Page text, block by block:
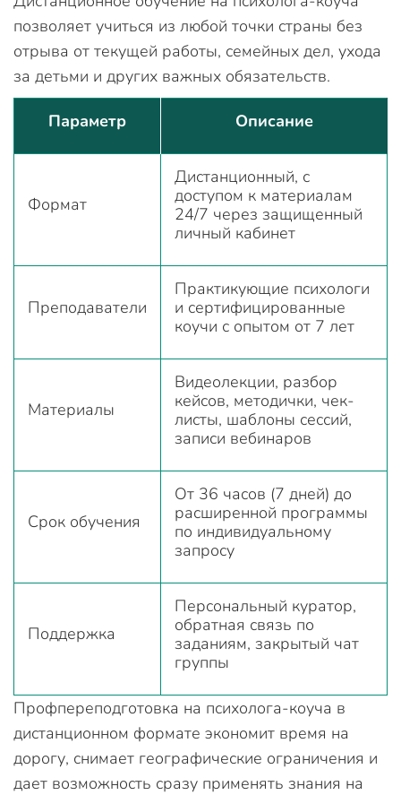
позволяет учиться из любой точки страны без
отрыва от текущей работы, семейных дел, ухода
за детьми и других важных обязательств.
Параметр Описание
Формат
Дистанционный, с
доступом к материалам
24/7 через защищенный
личный кабинет
Преподаватели
Практикующие психологи
и сертифицированные
коучи с опытом от 7 лет
Материалы
Видеолекции, разбор
кейсов, методички, чек-
листы, шаблоны сессий,
записи вебинаров
Срок обучения
От 36 часов (7 дней) до
расширенной программы
по индивидуальному
запросу
Поддержка
Персональный куратор,
обратная связь по
заданиям, закрытый чат
группы
Профпереподготовка на психолога-коуча в
дистанционном формате экономит время на
дорогу, снимает географические ограничения и
дает возможность сразу применять знания на